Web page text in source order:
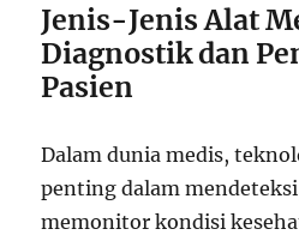
Jenis-Jenis Alat
Diagnostik dan
Pasien
Dalam dunia medis,
penting dalam
memonitor kondisi